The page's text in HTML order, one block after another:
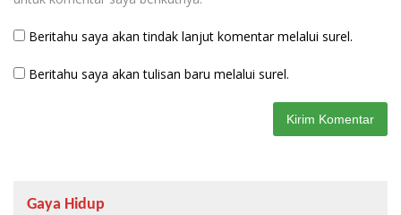
Beritahu saya akan tindak lanjut komentar melalui surel.
Beritahu saya akan tulisan baru melalui surel.
Gaya Hidup